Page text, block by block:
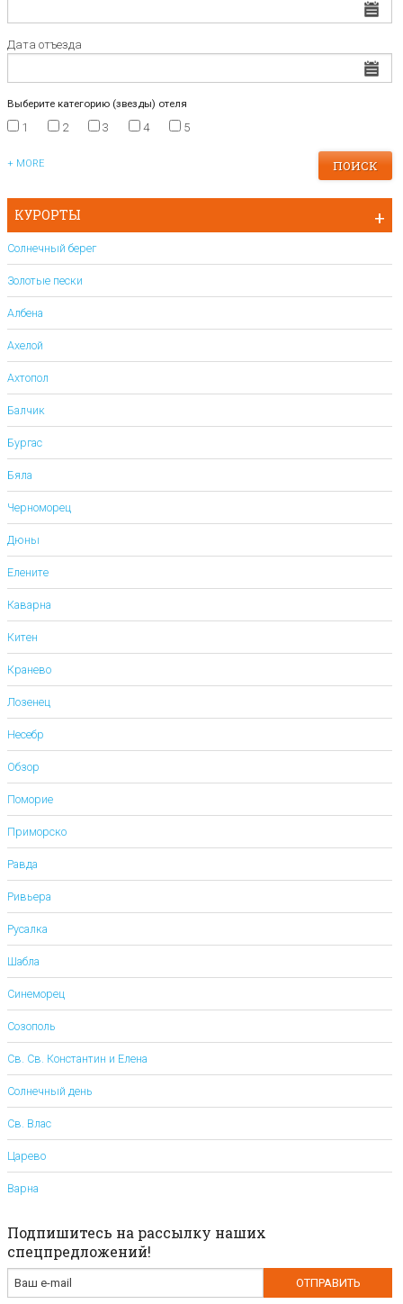
Дата отъезда
Выберите категорию (звезды) отеля
1 2 3 4 5
+ MORE
КУРОРТЫ
Солнечный берег
Золотые пески
Албена
Ахелой
Ахтопол
Балчик
Бургас
Бяла
Черноморец
Дюны
Елените
Каварна
Китен
Кранево
Лозенец
Несебр
Обзор
Поморие
Приморско
Равда
Ривьера
Русалка
Шабла
Синеморец
Созополь
Св. Св. Константин и Елена
Солнечный день
Св. Влас
Царево
Варна
Подпишитесь на рассылку наших
спецпредложений!